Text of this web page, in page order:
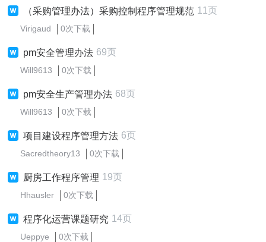
（采购管理办法）采购控制程序管理规范 11页
Virigaud 0次下载
pm安全管理办法 69页
Will9613 0次下载
pm安全生产管理办法 68页
Will9613 0次下载
项目建设程序管理方法 6页
Sacredtheory13 0次下载
厨房工作程序管理 19页
Hhausler 0次下载
程序化运营课题研究 14页
Ueppye 0次下载